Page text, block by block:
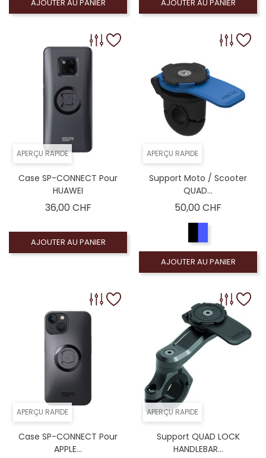
AJOUTER AU PANIER AJOUTER AU PANIER
APERÇU RAPIDE
Case SP-CONNECT Pour
HUAWEI
36,00 CHFPrix
AJOUTER AU PANIER
APERÇU RAPIDE
Support Moto / Scooter
QUAD...
50,00 CHF
AJOUTER AU PANIER
APERÇU RAPIDE
Case SP-CONNECT Pour
APPLE...
APERÇU RAPIDE
Support QUAD LOCK
HANDLEBAR...